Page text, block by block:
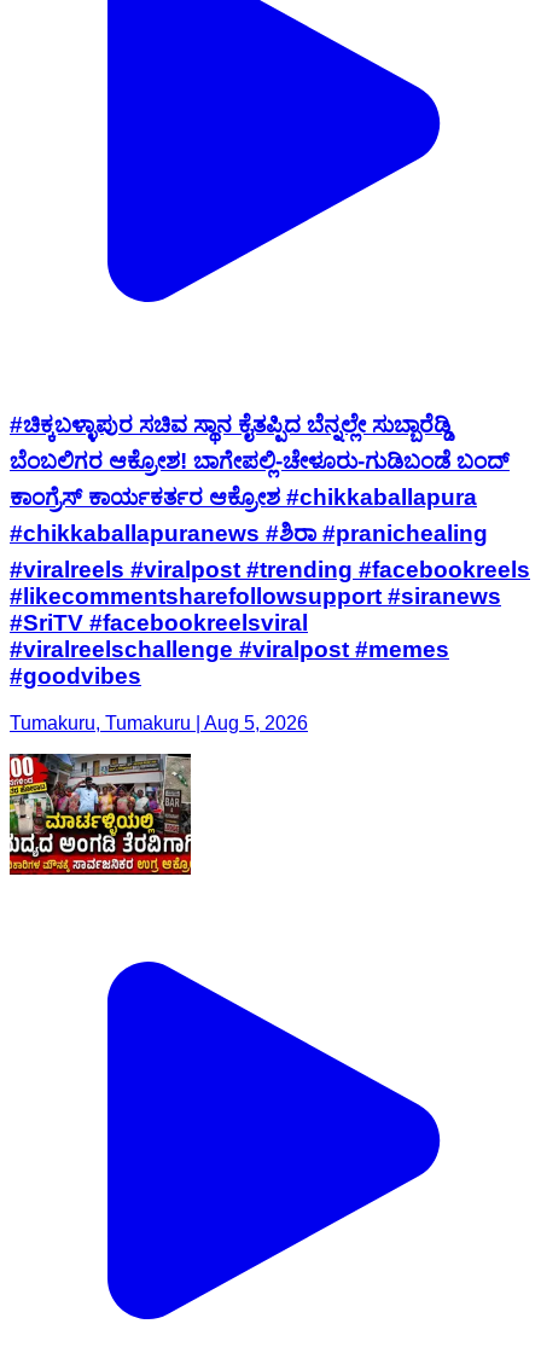
#ಚಿಕ್ಕಬಳ್ಳಾಪುರ ಸಚಿವ ಸ್ಥಾನ ಕೈತಪ್ಪಿದ ಬೆನ್ನಲ್ಲೇ ಸುಬ್ಬಾರೆಡ್ಡಿ
ಬೆಂಬಲಿಗರ ಆಕ್ರೋಶ! ಬಾಗೇಪಲ್ಲಿ-ಚೇಳೂರು-ಗುಡಿಬಂಡೆ ಬಂದ್
ಕಾಂಗ್ರೆಸ್ ಕಾರ್ಯಕರ್ತರ ಆಕ್ರೋಶ #chikkaballapura
#chikkaballapuranews #ಶಿರಾ #pranichealing
#viralreels #viralpost #trending #facebookreels
#likecommentsharefollowsupport #siranews
#SriTV #facebookreelsviral
#viralreelschallenge #viralpost #memes
#goodvibes
Tumakuru, Tumakuru | Aug 5, 2026